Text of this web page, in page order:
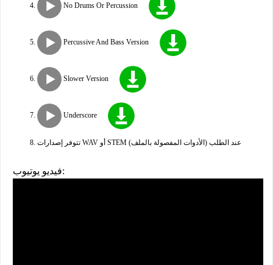
No Drums Or Percussion
Percussive And Bass Version
Slower Version
Underscore
تتوفر إصدارات WAV أو STEM (الأدوات المفصولة بالملف) عند الطلب
فيديو يوتيوب: